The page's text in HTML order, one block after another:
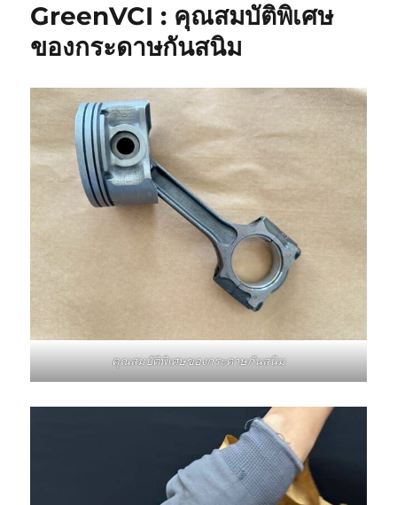
GreenVCI : คุณสมบัติพิเศษ
ของกระดาษกันสนิม
คุณสมบัติพิเศษของกระดาษกันสนิม